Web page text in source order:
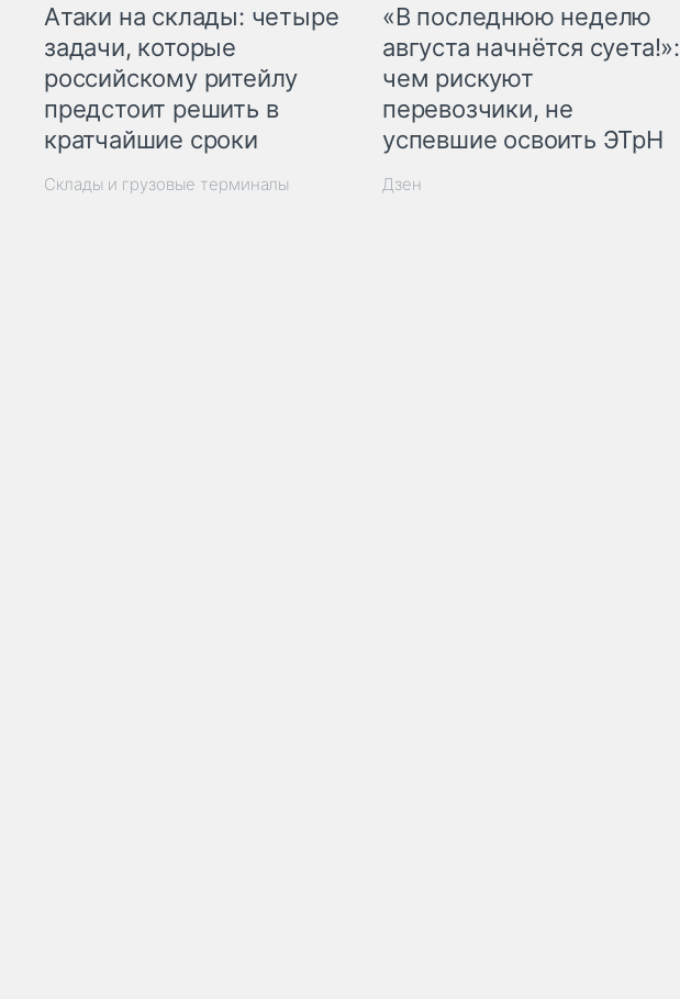
Атаки на склады: четыре
задачи, которые
российскому ритейлу
предстоит решить в
кратчайшие сроки
Склады и грузовые терминалы
«В последнюю неделю
августа начнётся суета!»:
чем рискуют
перевозчики, не
успевшие освоить ЭТрН
Дзен